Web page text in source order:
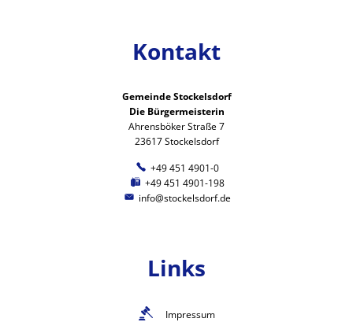
Kontakt
Gemeinde Stockelsdorf
Die Bürgermeisterin
Ahrensböker Straße 7
23617 Stockelsdorf
+49 451 4901-0
+49 451 4901-198
info@stockelsdorf.de
Links
Impressum